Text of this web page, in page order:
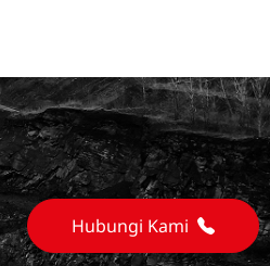
Hubungi Kami